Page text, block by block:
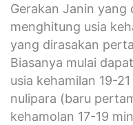
Gerakan Janin yang
menghitung usia
yang dirasakan
Biasanya mulai
usia kehamilan 19-
nulipara (baru
kehamolan 17-19